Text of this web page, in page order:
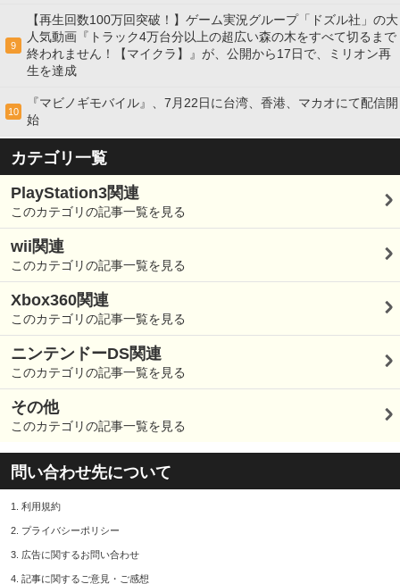
9
【再生回数100万回突破！】ゲーム実況グループ「ドズル社」の大
人気動画『トラック4万台分以上の超広い森の木をすべて切るまで
終われません！【マイクラ】』が、公開から17日で、ミリオン再
生を達成
10
『マビノギモバイル』、7月22日に台湾、香港、マカオにて配信開
始
カテゴリ一覧
PlayStation3関連
このカテゴリの記事一覧を見る
wii関連
このカテゴリの記事一覧を見る
Xbox360関連
このカテゴリの記事一覧を見る
ニンテンドーDS関連
このカテゴリの記事一覧を見る
その他
このカテゴリの記事一覧を見る
問い合わせ先について
1. 利用規約
2. プライバシーポリシー
3. 広告に関するお問い合わせ
4. 記事に関するご意見・ご感想